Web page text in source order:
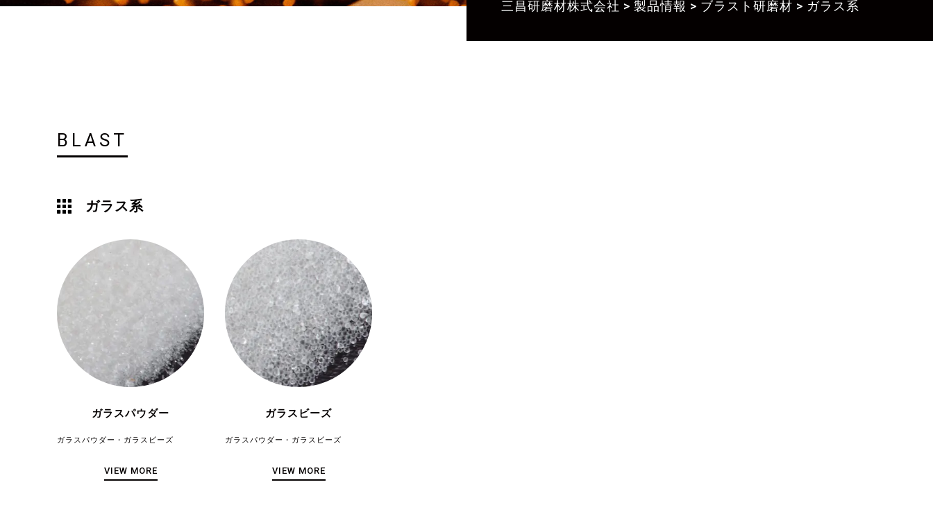
三昌研磨材株式会社 > 製品情報 > ブラスト研磨材 > ガラス系
BLAST
ガラス系
ガラスパウダー
ガラスパウダー・ガラスビーズ
VIEW MORE
ガラスビーズ
ガラスパウダー・ガラスビーズ
VIEW MORE